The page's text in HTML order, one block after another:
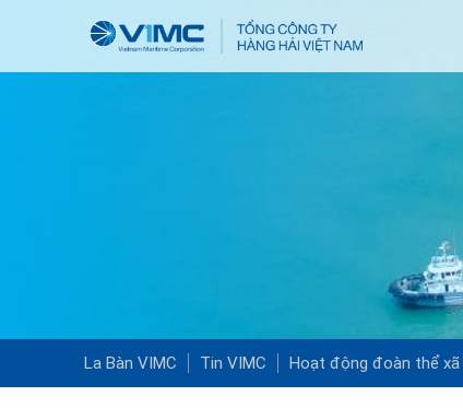
La Bàn VIMC Tin VIMC Hoạt động đoàn thể xã